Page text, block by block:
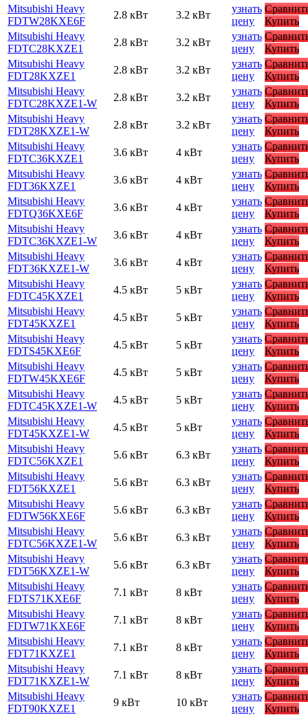
Mitsubishi Heavy
FDTW28KXE6F
2.8 кВт 3.2 кВт
узнать
цену
Купить
Mitsubishi Heavy
FDTC28KXZE1
2.8 кВт 3.2 кВт
узнать
цену
Купить
Mitsubishi Heavy
FDT28KXZE1
2.8 кВт 3.2 кВт
узнать
цену
Купить
Mitsubishi Heavy
FDTC28KXZE1-W
2.8 кВт 3.2 кВт
узнать
цену
Купить
Mitsubishi Heavy
FDT28KXZE1-W
2.8 кВт 3.2 кВт
узнать
цену
Купить
Mitsubishi Heavy
FDTC36KXZE1
3.6 кВт 4 кВт
узнать
цену
Купить
Mitsubishi Heavy
FDT36KXZE1
3.6 кВт 4 кВт
узнать
цену
Купить
Mitsubishi Heavy
FDTQ36KXE6F
3.6 кВт 4 кВт
узнать
цену
Купить
Mitsubishi Heavy
FDTC36KXZE1-W
3.6 кВт 4 кВт
узнать
цену
Купить
Mitsubishi Heavy
FDT36KXZE1-W
3.6 кВт 4 кВт
узнать
цену
Купить
Mitsubishi Heavy
FDTC45KXZE1
4.5 кВт 5 кВт
узнать
цену
Купить
Mitsubishi Heavy
FDT45KXZE1
4.5 кВт 5 кВт
узнать
цену
Купить
Mitsubishi Heavy
FDTS45KXE6F
4.5 кВт 5 кВт
узнать
цену
Купить
Mitsubishi Heavy
FDTW45KXE6F
4.5 кВт 5 кВт
узнать
цену
Купить
Mitsubishi Heavy
FDTC45KXZE1-W
4.5 кВт 5 кВт
узнать
цену
Купить
Mitsubishi Heavy
FDT45KXZE1-W
4.5 кВт 5 кВт
узнать
цену
Купить
Mitsubishi Heavy
FDTC56KXZE1
5.6 кВт 6.3 кВт
узнать
цену
Купить
Mitsubishi Heavy
FDT56KXZE1
5.6 кВт 6.3 кВт
узнать
цену
Купить
Mitsubishi Heavy
FDTW56KXE6F
5.6 кВт 6.3 кВт
узнать
цену
Купить
Mitsubishi Heavy
FDTC56KXZE1-W
5.6 кВт 6.3 кВт
узнать
цену
Купить
Mitsubishi Heavy
FDT56KXZE1-W
5.6 кВт 6.3 кВт
узнать
цену
Купить
Mitsubishi Heavy
FDTS71KXE6F
7.1 кВт 8 кВт
узнать
цену
Купить
Mitsubishi Heavy
FDTW71KXE6F
7.1 кВт 8 кВт
узнать
цену
Купить
Mitsubishi Heavy
FDT71KXZE1
7.1 кВт 8 кВт
узнать
цену
Купить
Mitsubishi Heavy
FDT71KXZE1-W
7.1 кВт 8 кВт
узнать
цену
Купить
Mitsubishi Heavy
FDT90KXZE1
9 кВт 10 кВт
узнать
цену
Купить